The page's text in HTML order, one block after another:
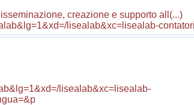
creazione e supporto all(...)
lisealab&xc=lisealab-
lisealab&xc=lisealab-